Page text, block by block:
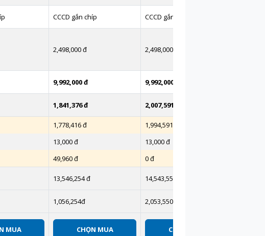
CCCD gắn chíp CCCD gắn chíp
2,498,000 đ 2,498,000 đ
9,992,000 đ 9,992,000 đ
1,841,376 đ 2,007,591.70 đ
1,778,416 đ
1,994,591.70 đ
13,000 đ
13,000 đ
49,960 đ 0 đ
13,546,254 đ 14,543,550.21 đ
1,056,254đ 2,053,550.21 đ
MUA CHỌN MUA CHỌN MUA